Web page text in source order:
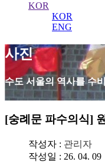
KOR
KOR
ENG
사진
수도 서울의 역사를 수
[숭례문 파수의식]
작성자 : 관리자
작성일 : 26. 04. 09